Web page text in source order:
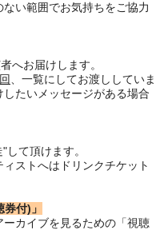
い範囲でお気持ちをご協力
へお届けします。
、一覧にしてお渡ししていま
たいメッセージがある場合
て頂けます。
ストへはドリンクチケット
付)」
カイブを見るための「視聴